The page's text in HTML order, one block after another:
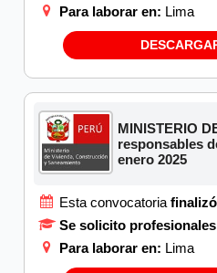
Para laborar en: Lima
MINISTERIO
responsables
enero 2025
Esta convocatoria finalizó
Se solicito
Para laborar en: Lima